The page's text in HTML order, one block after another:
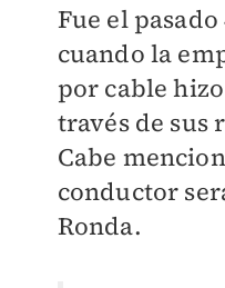
Fue el
cuando la
por cable
través de sus
Cabe
conductor
Ronda.